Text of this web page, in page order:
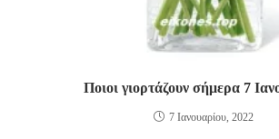
Ποιοι γιορτάζουν σήμερα 7
7 Ιανουαρίου, 2022